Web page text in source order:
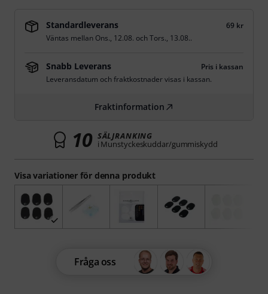
Visa variationer för denna produkt
Standardleverans
69 kr
Väntas mellan Ons., 12.08. ochTors., 13.08..
Snabb Leverans
Pris i kassan
Leveransdatum och fraktkostnader visas i kassan.
Fraktinformation
10 SÄLJRANKING
i Munstyckeskuddar/gummiskydd
Fråga oss